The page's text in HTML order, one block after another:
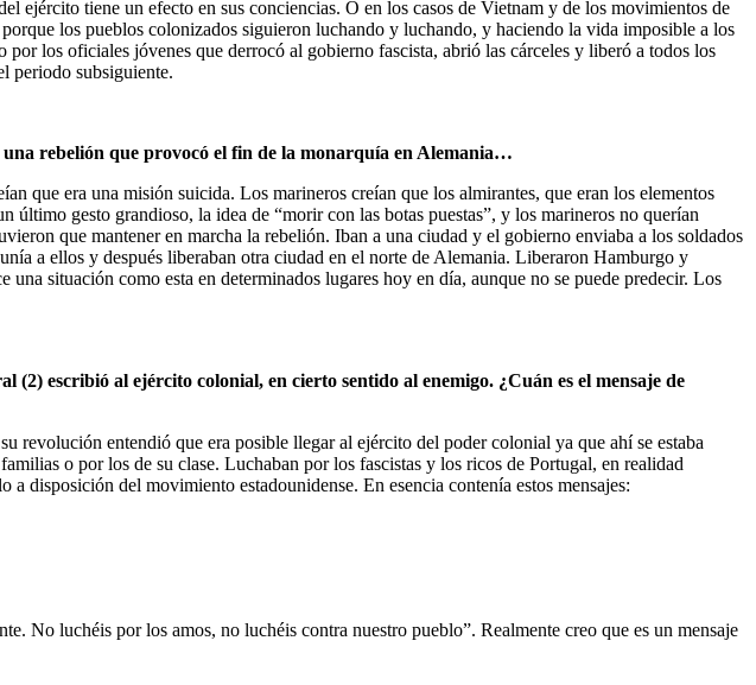
ejército tiene un efecto en sus conciencias. O en los casos de Vietnam y de los movimientos de
los pueblos colonizados siguieron luchando y luchando, y haciendo la vida imposible a los
los oficiales jóvenes que derrocó al gobierno fascista, abrió las cárceles y liberó a todos los
periodo subsiguiente.
rebelión que provocó el fin de la monarquía en Alemania…
que era una misión suicida. Los marineros creían que los almirantes, que eran los elementos
gesto grandioso, la idea de “morir con las botas puestas”, y los marineros no querían
que mantener en marcha la rebelión. Iban a una ciudad y el gobierno enviaba a los soldados
a ellos y después liberaban otra ciudad en el norte de Alemania. Liberaron Hamburgo y
situación como esta en determinados lugares hoy en día, aunque no se puede predecir. Los
escribió al ejército colonial, en cierto sentido al enemigo. ¿Cuán es el mensaje de
revolución entendió que era posible llegar al ejército del poder colonial ya que ahí se estaba
o por los de su clase. Luchaban por los fascistas y los ricos de Portugal, en realidad
disposición del movimiento estadounidense. En esencia contenía estos mensajes:
No luchéis por los amos, no luchéis contra nuestro pueblo”. Realmente creo que es un mensaje